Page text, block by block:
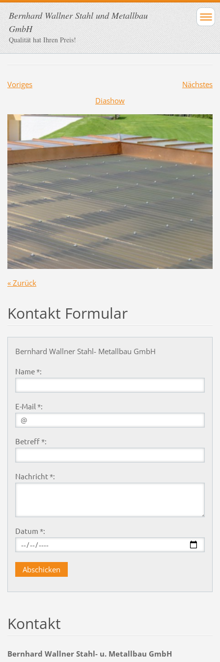
Bernhard Wallner Stahl und Metallbau
GmbH
Qualität hat Ihren Preis!
Voriges
Nächstes
Diashow
« Zurück
Kontakt Formular
Bernhard Wallner Stahl- Metallbau GmbH
Name *:
E-Mail *:
Betreff *:
Nachricht *:
Datum *:
Kontakt
Bernhard Wallner Stahl- u. Metallbau GmbH